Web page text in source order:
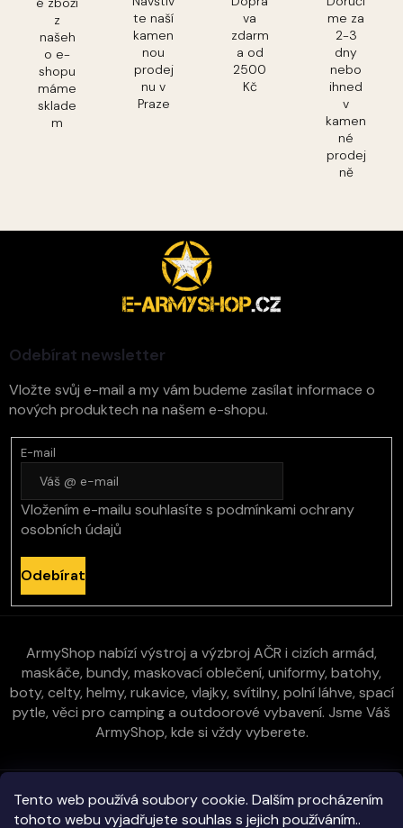
Tento web používá soubory cookie. Dalším procházením
tohoto webu vyjadřujete souhlas s jejich používáním..
z
našeh
o e-
shopu
máme
sklade
m
te naší
kamen
nou
prodej
nu v
Praze
va
zdarm
a od
2500
Kč
me za
2-3
dny
nebo
ihned
v
kamen
né
prodej
ně
Odebírat newsletter
Vložte svůj e-mail a my vám budeme zasílat informace o
nových produktech na našem e-shopu.
E-mail
Vložením e-mailu souhlasíte s podmínkami ochrany
osobních údajů
Odebírat
ArmyShop nabízí výstroj a výzbroj AČR i cizích armád,
maskáče, bundy, maskovací oblečení, uniformy, batohy,
boty, celty, helmy, rukavice, vlajky, svítilny, polní láhve, spací
pytle, věci pro camping a outdoorové vybavení. Jsme Váš
ArmyShop, kde si vždy vyberete.
Zákaznická péče